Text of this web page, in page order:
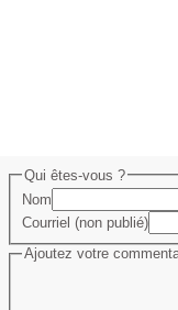
Qui êtes-vous ?
Nom
Courriel (non publié)
Ajoutez votre